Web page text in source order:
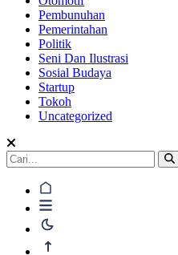
Pembunuhan
Pemerintahan
Politik
Seni Dan Ilustrasi
Sosial Budaya
Startup
Tokoh
Uncategorized